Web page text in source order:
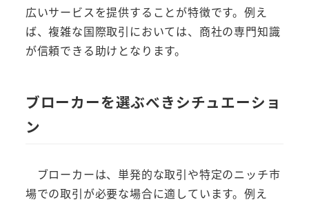
広いサービスを提供することが特徴です。例え
ば、複雑な国際取引においては、商社の専門知識
が信頼できる助けとなります。
ブローカーを選ぶべきシチュエーショ
ン
ブローカーは、単発的な取引や特定のニッチ市
場での取引が必要な場合に適しています。例え